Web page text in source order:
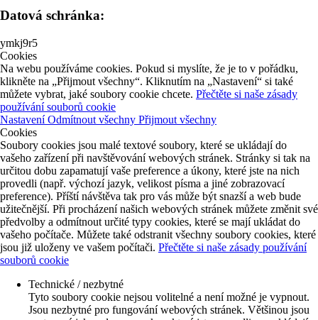
Datová schránka:
ymkj9r5
Cookies
Na webu používáme cookies. Pokud si myslíte, že je to v pořádku,
klikněte na „Přijmout všechny“. Kliknutím na „Nastavení“ si také
můžete vybrat, jaké soubory cookie chcete. Přečtěte si naše zásady
používání souborů cookie
NastaveníOdmítnout všechny Přijmout všechny
Cookies
Soubory cookies jsou malé textové soubory, které se ukládají do
vašeho zařízení při navštěvování webových stránek. Stránky si tak na
určitou dobu zapamatují vaše preference a úkony, které jste na nich
provedli (např. výchozí jazyk, velikost písma a jiné zobrazovací
preference). Příští návštěva tak pro vás může být snazší a web bude
užitečnější. Při procházení našich webových stránek můžete změnit své
předvolby a odmítnout určité typy cookies, které se mají ukládat do
vašeho počítače. Můžete také odstranit všechny soubory cookies, které
jsou již uloženy ve vašem počítači. Přečtěte si naše zásady používání
souborů cookie
Technické / nezbytné
Tyto soubory cookie nejsou volitelné a není možné je vypnout.
Jsou nezbytné pro fungování webových stránek. Většinou jsou